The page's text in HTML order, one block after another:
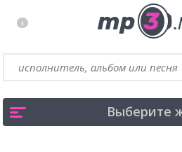
Выберите